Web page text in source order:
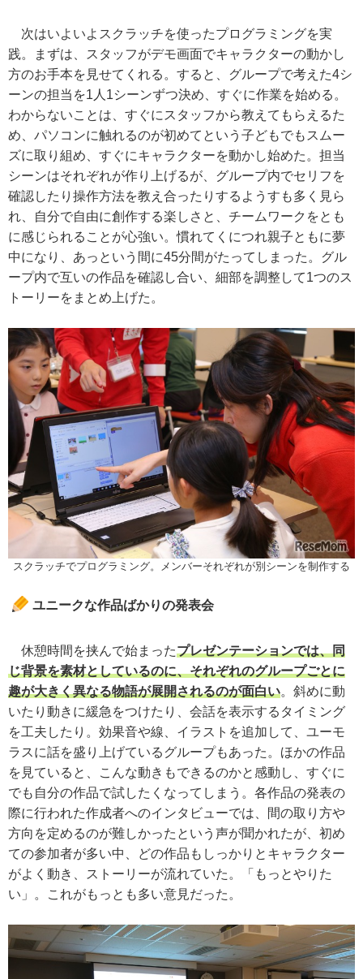
次はいよいよスクラッチを使ったプログラミングを実
践。まずは、スタッフがデモ画面でキャラクターの動かし
方のお手本を見せてくれる。すると、グループで考えた4シ
ーンの担当を1人1シーンずつ決め、すぐに作業を始める。
わからないことは、すぐにスタッフから教えてもらえるた
め、パソコンに触れるのが初めてという子どもでもスムー
ズに取り組め、すぐにキャラクターを動かし始めた。担当
シーンはそれぞれが作り上げるが、グループ内でセリフを
確認したり操作方法を教え合ったりするようすも多く見ら
れ、自分で自由に創作する楽しさと、チームワークをとも
に感じられることが心強い。慣れてくにつれ親子ともに夢
中になり、あっという間に45分間がたってしまった。グル
ープ内で互いの作品を確認し合い、細部を調整して1つのス
トーリーをまとめ上げた。
スクラッチでプログラミング。メンバーそれぞれが別シーンを制作する
ユニークな作品ばかりの発表会
休憩時間を挟んで始まったプレゼンテーションでは、同
じ背景を素材としているのに、それぞれのグループごとに
趣が大きく異なる物語が展開されるのが面白い。斜めに動
いたり動きに緩急をつけたり、会話を表示するタイミング
を工夫したり。効果音や線、イラストを追加して、ユーモ
ラスに話を盛り上げているグループもあった。ほかの作品
を見ていると、こんな動きもできるのかと感動し、すぐに
でも自分の作品で試したくなってしまう。各作品の発表の
際に行われた作成者へのインタビューでは、間の取り方や
方向を定めるのが難しかったという声が聞かれたが、初め
ての参加者が多い中、どの作品もしっかりとキャラクター
がよく動き、ストーリーが流れていた。「もっとやりた
い」。これがもっとも多い意見だった。